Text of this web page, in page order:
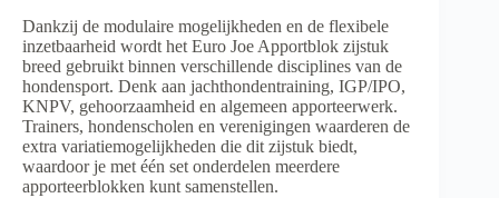
Dankzij de modulaire mogelijkheden en de flexibele
inzetbaarheid wordt het Euro Joe Apportblok zijstuk
breed gebruikt binnen verschillende disciplines van de
hondensport. Denk aan jachthondentraining, IGP/IPO,
KNPV, gehoorzaamheid en algemeen apporteerwerk.
Trainers, hondenscholen en verenigingen waarderen de
extra variatiemogelijkheden die dit zijstuk biedt,
waardoor je met één set onderdelen meerdere
apporteerblokken kunt samenstellen.